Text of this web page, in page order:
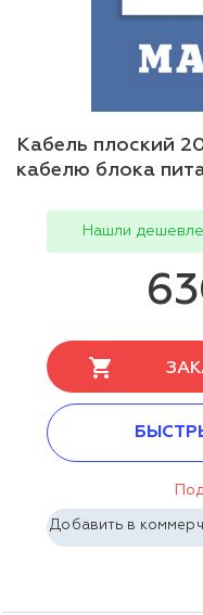
Кабель плоский
кабелю блока
Нашли
Добавить в